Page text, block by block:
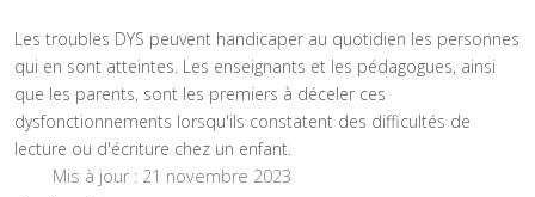
Les troubles DYS peuvent handicaper au quotidien les personnes
qui en sont atteintes. Les enseignants et les pédagogues, ainsi
que les parents, sont les premiers à déceler ces
dysfonctionnements lorsqu'ils constatent des difficultés de
lecture ou d'écriture chez un enfant.
Mis à jour : 21 novembre 2023